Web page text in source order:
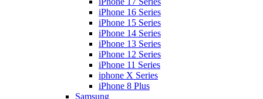
iPhone 16 Series
iPhone 15 Series
iPhone 14 Series
iPhone 13 Series
iPhone 12 Series
iPhone 11 Series
iphone X Series
iPhone 8 Plus
Samsung